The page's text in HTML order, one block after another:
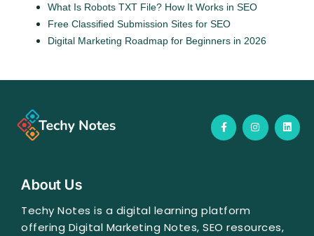
What Is Robots TXT File? How It Works in SEO
Free Classified Submission Sites for SEO
Digital Marketing Roadmap for Beginners in 2026
F
a
c
f
I
n
s
L
i
n
About Us
Techy Notes is a digital learning platform
offering Digital Marketing Notes, SEO resources,